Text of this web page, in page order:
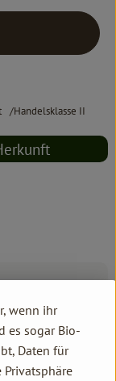
Handelsklasse II
wenn ihr
es sogar Bio-
Daten für
Privatsphäre